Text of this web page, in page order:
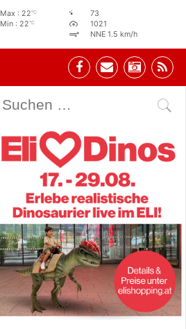
Max : 22°C
Min : 22°C
73
1021
NNE 1.5 km/h
Stehbeisl Stainach Öffnungszeiten